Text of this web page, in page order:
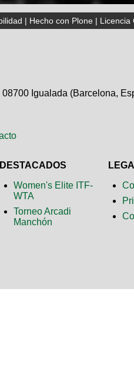
| Hecho con Plone | Licencia
Igualada (Barcelona,
DESTACADOS
Women's Elite ITF-
WTA
Torneo Arcadi
Manchón